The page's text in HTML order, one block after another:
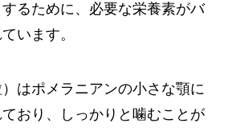
るために、必要な栄養素がバ
います。
はポメラニアンの小さな顎に
おり、しっかりと噛むことが